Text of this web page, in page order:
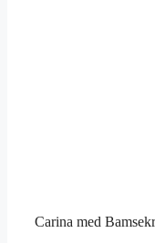
Carina med